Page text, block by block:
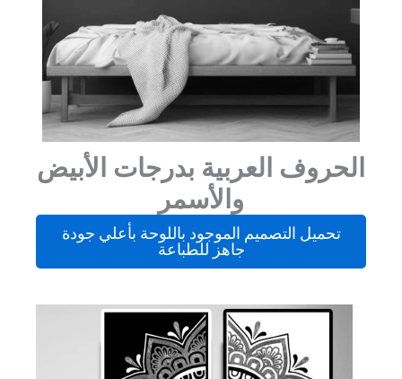
الحروف العربية بدرجات الأبيض
والأسمر
تحميل التصميم الموجود باللوحة بأعلي جودة
جاهز للطباعة